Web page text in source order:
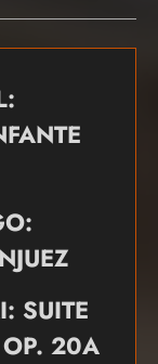
SUITE
20A